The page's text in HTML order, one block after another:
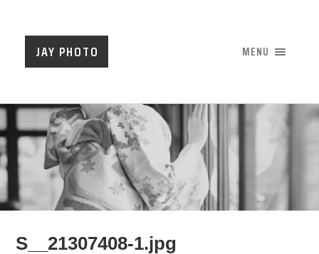
JAY PHOTO MENU
S__21307408-1.jpg